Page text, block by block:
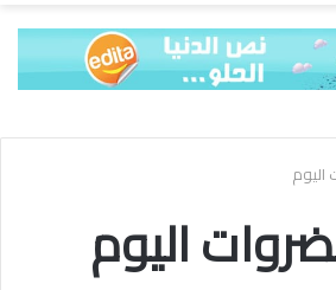
اليوم
اليوم